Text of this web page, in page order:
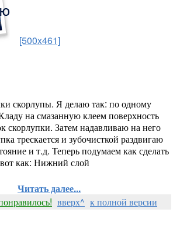
[500x461]
скорлупы. Я делаю так: по одному
на смазанную клеем поверхность
скорлупки. Затем надавливаю на него
трескается и зубочисткой раздвигаю
и т.д. Теперь подумаем как сделать
как: Нижний слой
Читать далее...
вверх^ к полной версии